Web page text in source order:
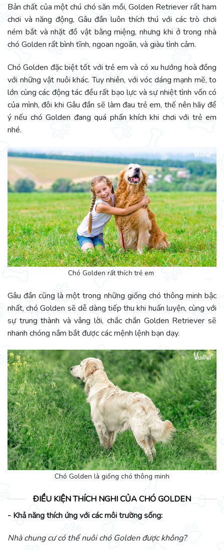
Bản chất của một chú chó săn mồi, Golden Retriever rất ham
chơi và năng động, Gâu đần luôn thích thú với các trò chơi
ném bắt và nhặt đồ vật bằng miệng, nhưng khi ở trong nhà
chó Golden rất bình tĩnh, ngoan ngoãn, và giàu tình cảm.
Chó Golden đặc biệt tốt với trẻ em và có xu hướng hoà đồng
với những vật nuôi khác. Tuy nhiên, với vóc dáng mạnh mẽ, to
lớn cùng các động tác đều rất bạo lực và sự nhiệt tình vốn có
của mình, đôi khi Gâu đần sẽ làm đau trẻ em, thế nên hãy để
ý nếu chó Golden đang quá phấn khích khi chơi với trẻ em
nhé.
Chó Golden rất thích trẻ em
Gâu đần cũng là một trong những giống chó thông minh bậc
nhất, chó Golden sẽ dễ dàng tiếp thu khi huấn luyện, cùng với
sự trung thành và vâng lời, chắc chắn Golden Retriever sẽ
nhanh chóng nắm bắt được các mệnh lệnh bạn dạy.
Chó Golden là giống chó thông minh
ĐIỀU KIỆN THÍCH NGHI CỦA CHÓ GOLDEN
- Khả năng thích ứng với các môi trường sống:
Nhà chung cư có thể nuôi chó Golden được không?